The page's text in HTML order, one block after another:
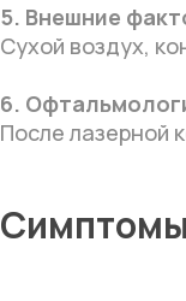
5. Внешние
Сухой воздух,
6.
После лазерной
Симптомы